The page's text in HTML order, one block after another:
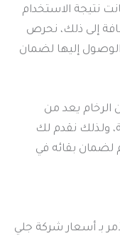
نتيجة الاستخدام
إلى ذلك، نحرص
إليها لضمان
الرخام يعد من
ولذلك نقدم لك
لضمان بقائه في
بـ أسعار شركة جلي